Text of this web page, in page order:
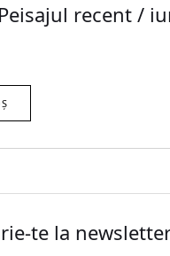
recent /
te la